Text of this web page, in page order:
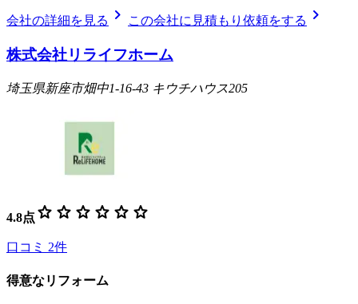
会社の詳細を見る chevron_right この会社に見積もり依頼をする chevron_right
株式会社リライフホーム
埼玉県新座市畑中1-16-43 キウチハウス205
4.8点 star star star star star star
口コミ 2件
得意なリフォーム